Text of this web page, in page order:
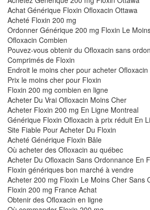
Achat Générique Floxin Ofloxacin Ottawa
Acheté Floxin 200 mg
Ordonner Générique 200 mg Floxin Le
Ofloxacin Combien
Pouvez-vous obtenir du Ofloxacin sans
Comprimés de Floxin
Endroit le moins cher pour acheter Ofloxacin
Prix le moins cher pour Floxin
Floxin 200 mg combien en ligne
Acheter Du Vrai Ofloxacin Moins Cher
Acheter Floxin 200 mg En Ligne Montreal
Générique Floxin Ofloxacin à prix réduit En
Site Fiable Pour Acheter Du Floxin
Acheté Générique Floxin Bâle
Où acheter des Ofloxacin au québec
Acheter Du Ofloxacin Sans Ordonnance En
Floxin génériques bon marché à vendre
Acheter 200 mg Floxin Le Moins Cher Sans
Floxin 200 mg France Achat
Obtenir des Ofloxacin en ligne